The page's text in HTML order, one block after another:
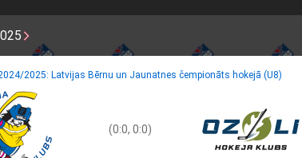
2025: Latvijas Bērnu un Jaunatnes čempionāts hokejā (U8)
(0:0, 0:0)